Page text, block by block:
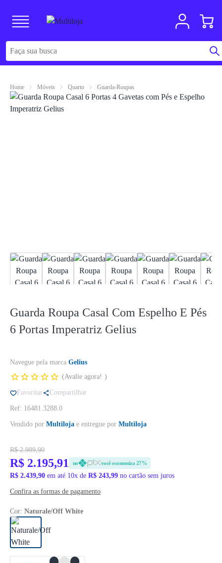
Home Móveis Quarto Guarda-Roupas
Guarda Roupa Casal Com Espelho E Pés
6 Portas Imperatriz Gelius
Navegue pela marca Gelius
Avalie agora!
Favoritar Compartilhar
Ref: 16481.3288.0
Vendido por Multiloja e entregue por Multiloja
R$ 2.989,90
R$ 2.195,91 no você economiza 27%
R$ 2.439,90 em até 10x de R$ 243,99 no cartão sem juros
Confira as formas de pagamento
Cor: Naturale/Off White